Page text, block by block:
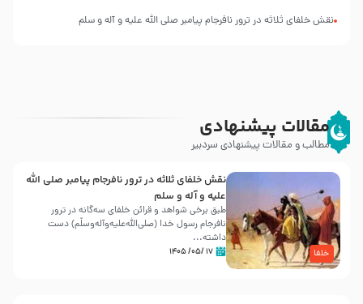
نقش خلفای ثلاثه در ترور نافرجام پیامبر صلی الله علیه و آله و سلم
مقالات پیشنهادی
مطالب و مقالات پیشنهادی سردبیر
خلفا
نقش خلفای ثلاثه در ترور نافرجام پیامبر صلی الله
علیه و آله و سلم
طبق برخی شواهد و قرائن خلفای سه‌گانه در ترور
نافرجام رسول خدا (صلی‌الله‌علیه‌و‌آله‌وسلّم) دست
داشته‌...
۱۷ /۰۵/ ۱۴۰۵